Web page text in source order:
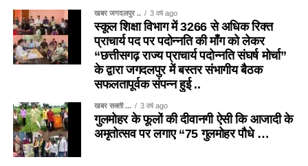
खबर जगदलपुर .. 3 वर्ष ago
स्कूल शिक्षा विभाग में 3266 से अधिक रिक्त
प्राचार्य पद पर पदोन्नति की माँग को लेकर
“छत्तीसगढ़ राज्य प्राचार्य पदोन्नति संघर्ष मोर्चा”
के द्वारा जगदलपुर में बस्तर संभागीय बैठक
सफलतापूर्वक संपन्न हुई ..
खबर सक्ती ... 3 वर्ष ago
गुलमोहर के फूलों की दीवानगी ऐसी कि आजादी के
अमृतोत्सव पर लगाए “75 गुलमोहर पौधे …